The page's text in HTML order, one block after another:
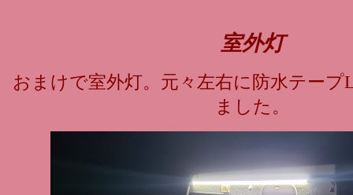
室外灯
おまけで室外灯。元々左右に防水テープ
ました。